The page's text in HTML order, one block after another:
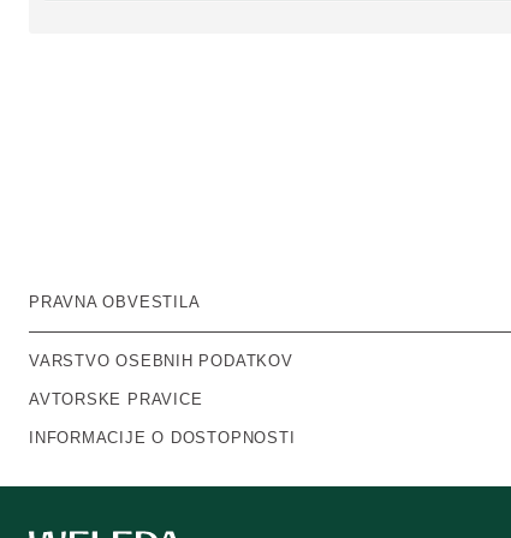
PRAVNA OBVESTILA
VARSTVO OSEBNIH PODATKOV
AVTORSKE PRAVICE
INFORMACIJE O DOSTOPNOSTI